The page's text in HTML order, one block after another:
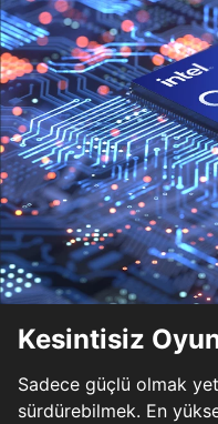
Kesintisiz
Sadece güçlü olmak
sürdürebilmek. En